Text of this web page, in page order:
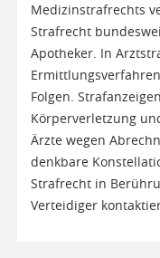
Medizinstrafrechts
Strafrecht
Apotheker. In
Folgen.
Körperverletzung
Ärzte wegen
denkbare
Strafrecht in
Verteidiger